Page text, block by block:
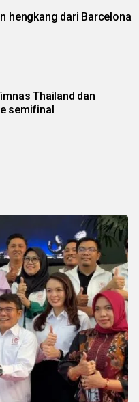
hengkang dari Barcelona
Thailand dan
semifinal